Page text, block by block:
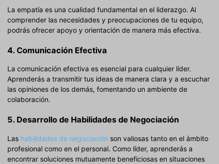
La empatía es una cualidad fundamental en el liderazgo. Al
comprender las necesidades y preocupaciones de tu equipo,
podrás ofrecer apoyo y orientación de manera más efectiva.
4. Comunicación Efectiva
La comunicación efectiva es esencial para cualquier líder.
Aprenderás a transmitir tus ideas de manera clara y a escuchar
las opiniones de los demás, fomentando un ambiente de
colaboración.
5. Desarrollo de Habilidades de Negociación
Las habilidades de negociación son valiosas tanto en el ámbito
profesional como en el personal. Como líder, aprenderás a
encontrar soluciones mutuamente beneficiosas en situaciones